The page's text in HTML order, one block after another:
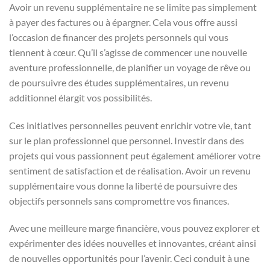
Avoir un revenu supplémentaire ne se limite pas simplement
à payer des factures ou à épargner. Cela vous offre aussi
l’occasion de financer des projets personnels qui vous
tiennent à cœur. Qu’il s’agisse de commencer une nouvelle
aventure professionnelle, de planifier un voyage de rêve ou
de poursuivre des études supplémentaires, un revenu
additionnel élargit vos possibilités.
Ces initiatives personnelles peuvent enrichir votre vie, tant
sur le plan professionnel que personnel. Investir dans des
projets qui vous passionnent peut également améliorer votre
sentiment de satisfaction et de réalisation. Avoir un revenu
supplémentaire vous donne la liberté de poursuivre des
objectifs personnels sans compromettre vos finances.
Avec une meilleure marge financière, vous pouvez explorer et
expérimenter des idées nouvelles et innovantes, créant ainsi
de nouvelles opportunités pour l’avenir. Ceci conduit à une